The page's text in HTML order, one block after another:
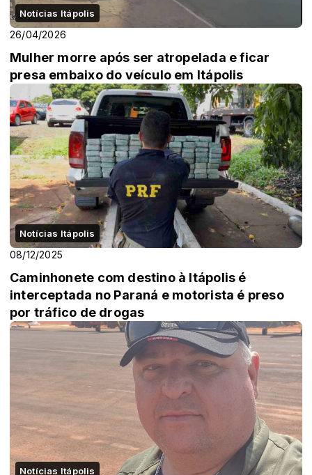
Notícias Itápolis
26/04/2026
Mulher morre após ser atropelada e ficar
presa embaixo do veículo em Itápolis
Notícias Itápolis
08/12/2025
Caminhonete com destino à Itápolis é
interceptada no Paraná e motorista é preso
por tráfico de drogas
Notícias Itápolis